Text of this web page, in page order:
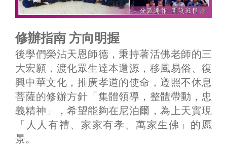
修辦指南 方向明握
後學們榮沾天恩師德，秉持著活佛老師的三
大宏願，渡化眾生達本還源，移風易俗、復
興中華文化，推廣孝道的使命，遵照不休息
菩薩的修辦方針「集體領導，整體帶動，忠
義精神」，希望能夠在尼泊爾，為上天實現
「人人有禮、家家有孝、萬家生佛」的愿
景。